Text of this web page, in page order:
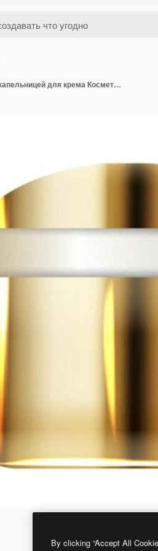
Флаконы со спреем-дозатором и тюбиком-капельницей для крема Косметическая упаковка
By clicking “Accept All